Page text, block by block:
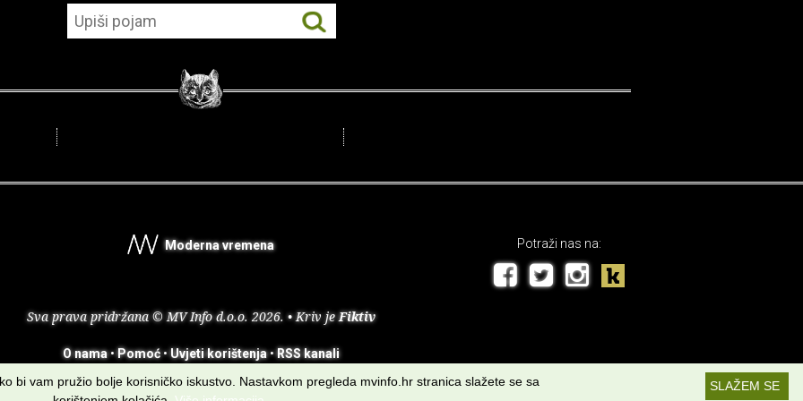
Moderna vremena
Sva prava pridržana © MV Info d.o.o. 2026. • Kriv jeFiktiv
O nama•Pomoć•Uvjeti korištenja•RSS kanali
Potraži nas na:
SLAŽEM SE
bi vam pružio bolje korisničko iskustvo. Nastavkom pregleda mvinfo.hr stranica slažete se sa